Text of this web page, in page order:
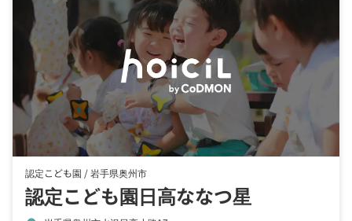
認定こども園 /岩手県奥州市
認定こども園日高ななつ星